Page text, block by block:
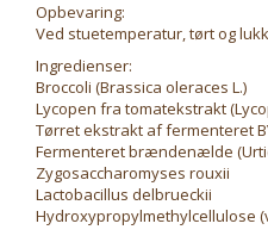
Opbevaring:
Ved stuetemperatur, tørt og
Ingredienser:
Broccoli (Brassica oleraces L.)
Lycopen fra tomatekstrakt
Tørret ekstrakt af fermenteret
Fermenteret brændenælde
Zygosaccharomyses rouxii
Lactobacillus delbrueckii
Hydroxypropylmethylcellulose